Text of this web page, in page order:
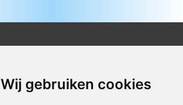
Wij gebruiken cookies